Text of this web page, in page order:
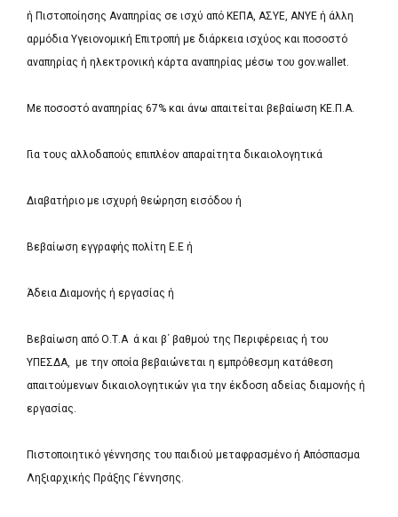
ή Πιστοποίησης Αναπηρίας σε ισχύ από ΚΕΠΑ, ΑΣΥΕ, ΑΝΥΕ ή άλλη
αρμόδια Υγειονομική Επιτροπή με διάρκεια ισχύος και ποσοστό
αναπηρίας ή ηλεκτρονική κάρτα αναπηρίας μέσω του gov.wallet.
Με ποσοστό αναπηρίας 67% και άνω απαιτείται βεβαίωση ΚΕ.Π.Α.
Για τους αλλοδαπούς επιπλέον απαραίτητα δικαιολογητικά
Διαβατήριο με ισχυρή θεώρηση εισόδου ή
Βεβαίωση εγγραφής πολίτη Ε.Ε ή
Άδεια Διαμονής ή εργασίας ή
Βεβαίωση από Ο.Τ.Α ά και β΄ βαθμού της Περιφέρειας ή του
ΥΠΕΣΔΑ, με την οποία βεβαιώνεται η εμπρόθεσμη κατάθεση
απαιτούμενων δικαιολογητικών για την έκδοση αδείας διαμονής ή
εργασίας.
Πιστοποιητικό γέννησης του παιδιού μεταφρασμένο ή Απόσπασμα
Ληξιαρχικής Πράξης Γέννησης.